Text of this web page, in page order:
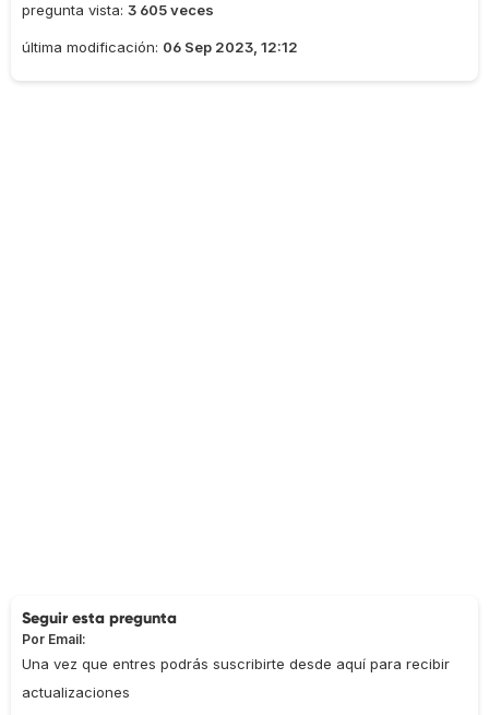
pregunta vista: 3 605 veces
última modificación: 06 Sep 2023, 12:12
Seguir esta pregunta
Por Email:
Una vez que entres podrás suscribirte desde aquí para recibir
actualizaciones